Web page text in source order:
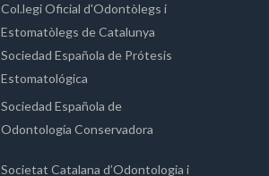
Col.legi Oficial d'Odontòlegs i
Estomatòlegs de Catalunya
Sociedad Española de Prótesis
Estomatológica
Sociedad Española de
Odontología Conservadora
Societat Catalana d’Odontologia i